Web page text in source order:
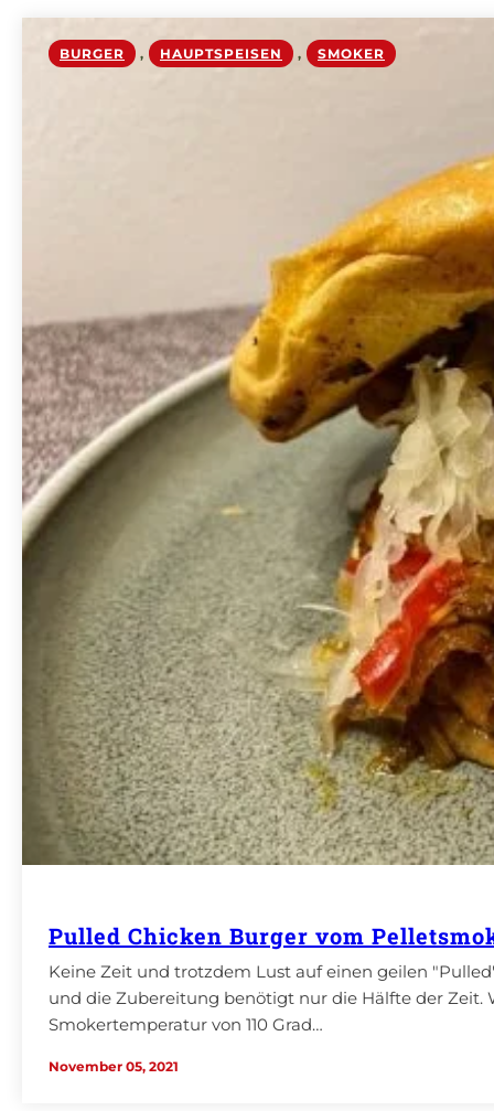
BURGER , HAUPTSPEISEN , SMOKER
Pulled Chicken Burger vom
Keine Zeit und trotzdem Lust auf einen geilen
und die Zubereitung benötigt nur die Hälfte der Zeit.
Smokertemperatur von 110 Grad…
November 05, 2021